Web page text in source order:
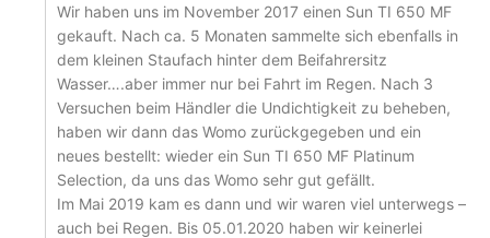
Wir haben uns im November 2017 einen Sun TI 650 MF
gekauft. Nach ca. 5 Monaten sammelte sich ebenfalls in
dem kleinen Staufach hinter dem Beifahrersitz
Wasser….aber immer nur bei Fahrt im Regen. Nach 3
Versuchen beim Händler die Undichtigkeit zu beheben,
haben wir dann das Womo zurückgegeben und ein
neues bestellt: wieder ein Sun TI 650 MF Platinum
Selection, da uns das Womo sehr gut gefällt.
Im Mai 2019 kam es dann und wir waren viel unterwegs –
auch bei Regen. Bis 05.01.2020 haben wir keinerlei